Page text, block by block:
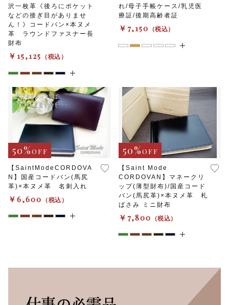
沢一枚革《後ろにポケット
などの接ぎ目がありませ
ん！》コードバン×本ヌメ
革 ラウンドファスナー長
財布
￥15,125 （税込）
れ/母子手帳ケース/乳児医
療証/後期高齢者証
￥7,150 （税込）
【SaintModeCORDOVA
N】国産コードバン(馬尻
革)×本ヌメ革 名刺入れ
￥6,600 （税込）
50%OFF
【Saint Mode
CORDOVAN】マネークリ
ップ(薄型財布)/国産コード
バン(馬尻革)×本ヌメ革 札
ばさみ ミニ財布
￥7,800 （税込）
50%OFF